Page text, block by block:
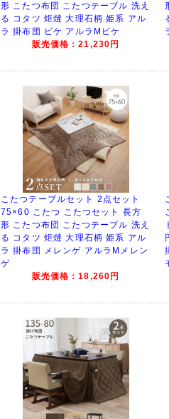
形 こたつ布団 こたつテーブル 洗え
る コタツ 炬燵 大理石柄 姫系 アル
ラ 掛布団 ビケ アルラMビケ
販売価格：21,230円
こたつテーブルセット 2点セット
75×60 こたつ こたつセット 長方
形 こたつ布団 こたつテーブル 洗え
る コタツ 炬燵 大理石柄 姫系 アル
ラ 掛布団 メレンゲ アルラMメレン
ゲ
販売価格：18,260円